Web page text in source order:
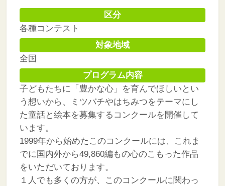
区分
各種コンテスト
対象地域
全国
プログラム内容
子どもたちに「豊かな心」を育んでほしいとい
う想いから、ミツバチやはちみつをテーマにし
た童話と絵本を募集するコンクールを開催して
います。
1999年から始めたこのコンクールには、これま
でに国内外から49,860編もの心のこもった作品
をいただいております。
１人でも多くの方が、このコンクールに関わっ